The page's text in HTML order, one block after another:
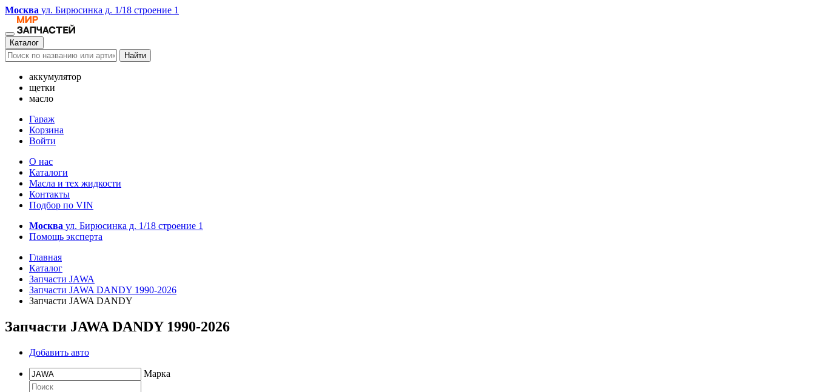
Москва ул. Бирюсинка д. 1/18 строение 1
Каталог
Найти
аккумулятор
щетки
масло
Гараж
Корзина
Войти
О нас
Каталоги
Масла и тех жидкости
Контакты
Подбор по VIN
Москва ул. Бирюсинка д. 1/18 строение 1
Помощь эксперта
Главная
Каталог
Запчасти JAWA
Запчасти JAWA DANDY 1990-2026
Запчасти JAWA DANDY
Запчасти JAWA DANDY 1990-2026
Добавить авто
Марка